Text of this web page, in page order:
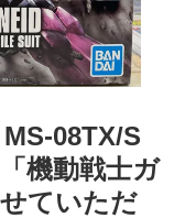
08TX/S
機動戦士ガ
ていただ